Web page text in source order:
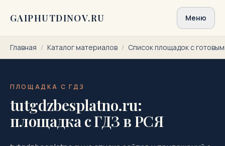
GAIPHUTDINOV.RU Меню
Главная / Каталог материалов / Список площадок с
ПЛОЩАДКА С ГДЗ
tutgdzbesplatno.ru:
площадка с ГДЗ в РСЯ